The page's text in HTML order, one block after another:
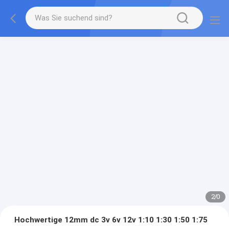
2/0
Hochwertige 12mm dc 3v 6v 12v 1:10 1:30 1:50 1:75